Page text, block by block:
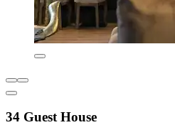
34 Guest House